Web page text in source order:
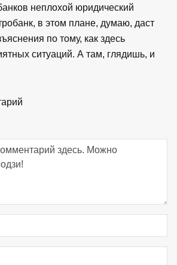
неплохой юридический
в этом плане, думаю, даст
по тому, как здесь
ситуаций. А там, глядишь, и